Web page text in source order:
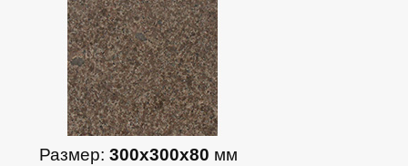
Размер:300х300х80 мм